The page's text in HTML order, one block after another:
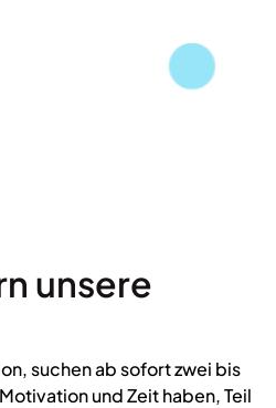
unsere
suchen ab sofort zwei bis
und Zeit haben, Teil